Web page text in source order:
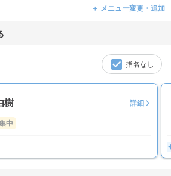
＋ メニュー変更・追加
指名なし
樹 詳細
中